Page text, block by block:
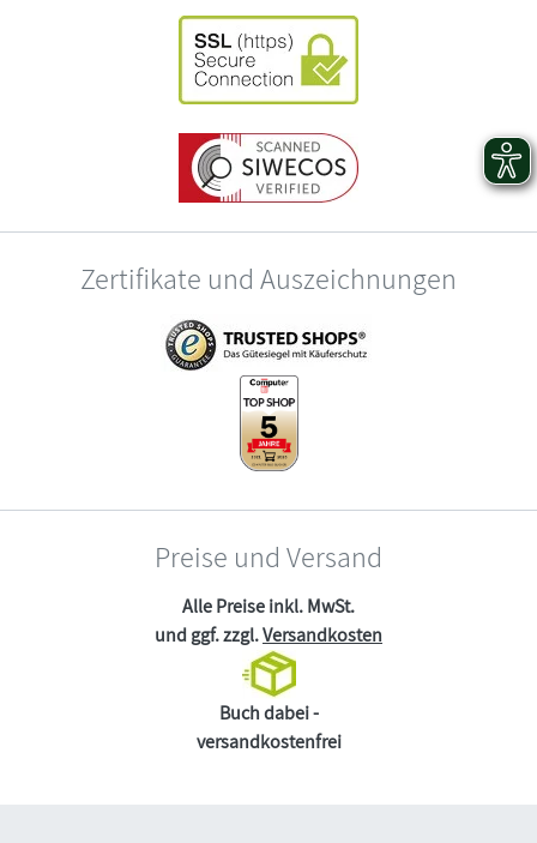
Zertifikate und Auszeichnungen
Preise und Versand
Alle Preise inkl. MwSt.
und ggf. zzgl.Versandkosten
Buch dabei -
versandkostenfrei